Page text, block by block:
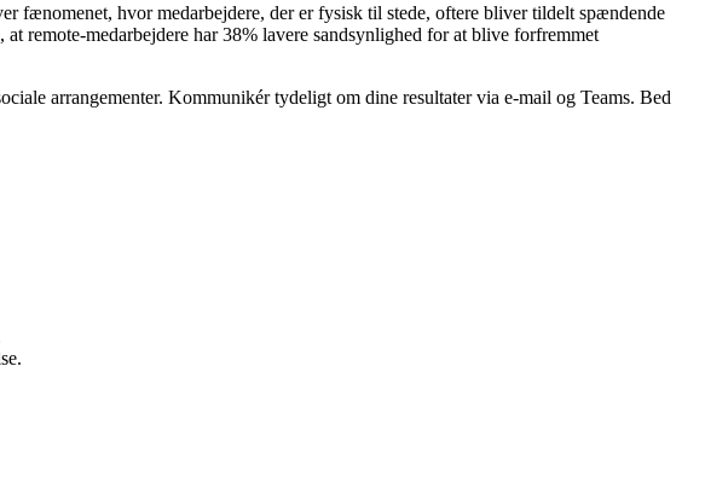
fænomenet, hvor medarbejdere, der er fysisk til stede, oftere bliver tildelt spændende
remote-medarbejdere har 38% lavere sandsynlighed for at blive forfremmet
arrangementer. Kommunikér tydeligt om dine resultater via e-mail og Teams. Bed